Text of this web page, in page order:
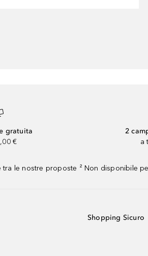
gratuita
€
2
a
le nostre proposte ² Non disponibile
Shopping Sicuro